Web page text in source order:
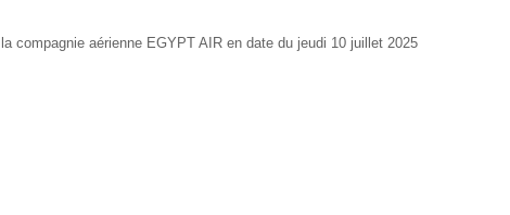
compagnie aérienne EGYPT AIR en date du jeudi 10 juillet 2025